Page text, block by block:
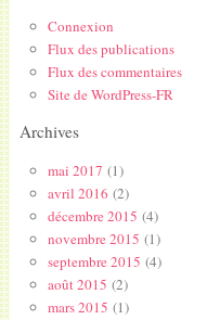
Connexion
Flux des publications
Flux des commentaires
Site de WordPress-FR
Archives
mai 2017 (1)
avril 2016 (2)
décembre 2015 (4)
novembre 2015 (1)
septembre 2015 (4)
août 2015 (2)
mars 2015 (1)